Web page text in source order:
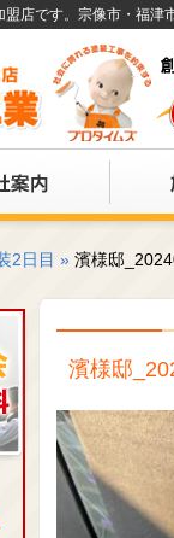
店です。宗像市・福津
2日目 » 濱様邸
濱様邸